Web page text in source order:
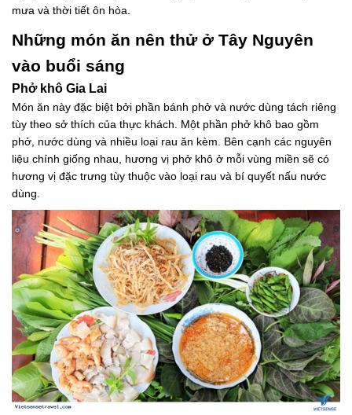
mưa và thời tiết ôn hòa.
Những món ăn nên thử ở Tây Nguyên
vào buổi sáng
Phở khô Gia Lai
Món ăn này đặc biệt bởi phần bánh phở và nước dùng tách riêng
tùy theo sở thích của thực khách. Một phần phở khô bao gồm
phở, nước dùng và nhiều loại rau ăn kèm. Bên cạnh các nguyên
liệu chính giống nhau, hương vị phở khô ở mỗi vùng miền sẽ có
hương vị đặc trưng tùy thuộc vào loại rau và bí quyết nấu nước
dùng.